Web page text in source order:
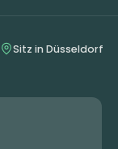
Sitz in Düsseldorf